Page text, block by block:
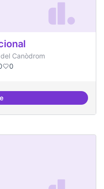
Canòdrom
0
digital i tradicional